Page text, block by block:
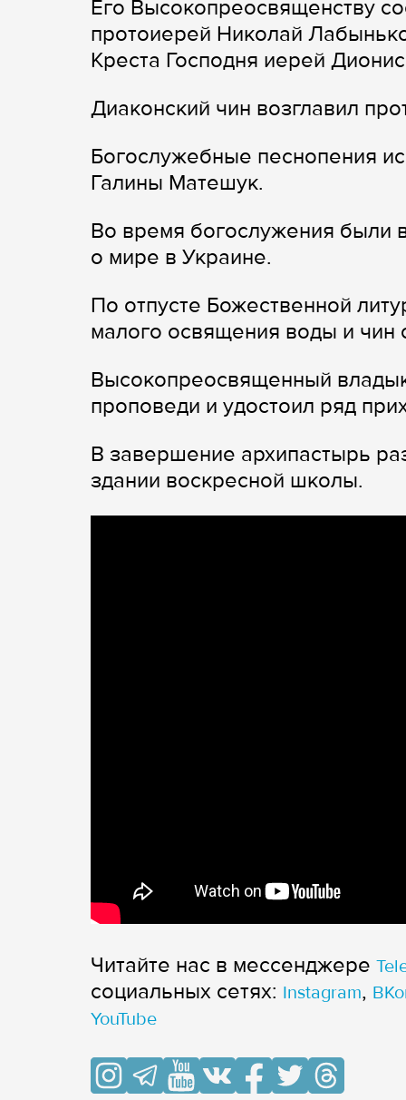
Его Высокопреосвященству
протоиерей Николай
Креста Господня иерей
Диаконский чин возглавил
Богослужебные песнопения
Галины Матешук.
Во время богослужения были
о мире в Украине.
По отпусте Божественной
малого освящения воды и чин
Высокопреосвященный
проповеди и удостоил ряд
В завершение архипастырь
здании воскресной школы.
Читайте нас в мессенджере
cоциальных сетях: Instagram,
YouTube